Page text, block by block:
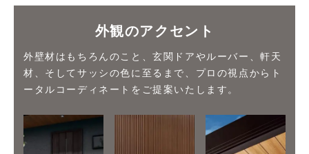
外観のアクセント
外壁材はもちろんのこと、玄関ドアやルーバー、軒天
材、そしてサッシの色に至るまで、プロの視点からト
ータルコーディネートをご提案いたします。